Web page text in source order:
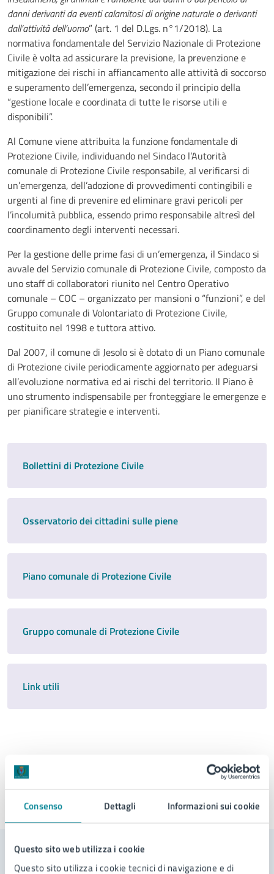
Consenso Dettagli Informazioni sui cookie
Questo sito web utilizza i cookie
Questo sito utilizza i cookie tecnici di navigazione e di
danni derivanti da eventi calamitosi di origine naturale o derivanti
dall’attività dell’uomo” (art. 1 del D.Lgs. n°1/2018). La
normativa fondamentale del Servizio Nazionale di Protezione
Civile è volta ad assicurare la previsione, la prevenzione e
mitigazione dei rischi in affiancamento alle attività di soccorso
e superamento dell’emergenza, secondo il principio della
“gestione locale e coordinata di tutte le risorse utili e
disponibili”.
Al Comune viene attribuita la funzione fondamentale di
Protezione Civile, individuando nel Sindaco l’Autorità
comunale di Protezione Civile responsabile, al verificarsi di
un’emergenza, dell’adozione di provvedimenti contingibili e
urgenti al fine di prevenire ed eliminare gravi pericoli per
l’incolumità pubblica, essendo primo responsabile altresì del
coordinamento degli interventi necessari.
Per la gestione delle prime fasi di un’emergenza, il Sindaco si
avvale del Servizio comunale di Protezione Civile, composto da
uno staff di collaboratori riunito nel Centro Operativo
comunale – COC – organizzato per mansioni o “funzioni”, e del
Gruppo comunale di Volontariato di Protezione Civile,
costituito nel 1998 e tuttora attivo.
Dal 2007, il comune di Jesolo si è dotato di un Piano comunale
di Protezione civile periodicamente aggiornato per adeguarsi
all’evoluzione normativa ed ai rischi del territorio. Il Piano è
uno strumento indispensabile per fronteggiare le emergenze e
per pianificare strategie e interventi.
Bollettini di Protezione Civile
Osservatorio dei cittadini sulle piene
Piano comunale di Protezione Civile
Gruppo comunale di Protezione Civile
Link utili
Ultimo aggiornamento:18/09/2025, 16:59